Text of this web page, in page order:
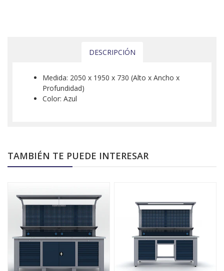
DESCRIPCIÓN
Medida: 2050 x 1950 x 730 (Alto x Ancho x
Profundidad)
Color: Azul
TAMBIÉN TE PUEDE INTERESAR